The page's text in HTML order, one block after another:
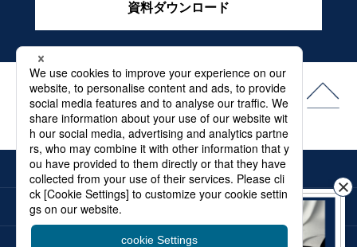
資料ダウンロード
よくある質問 最新情報
メディア